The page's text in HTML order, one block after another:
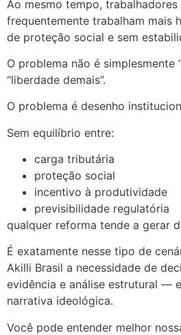
Ao mesmo tempo,
frequentemente trabalham mais
de proteção social e sem
O problema não é simplesmente
“liberdade demais”.
O problema é desenho
Sem equilíbrio entre:
carga tributária
proteção social
incentivo à produtividade
previsibilidade regulatória
qualquer reforma tende a gerar
É exatamente nesse tipo de
Akilli Brasil a necessidade de
evidência e análise estrutural —
narrativa ideológica.
Você pode entender melhor